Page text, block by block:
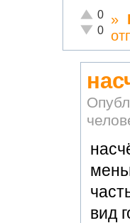
Отлично!
0
0
»
вид